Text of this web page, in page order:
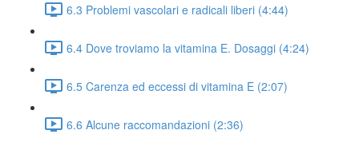
6.3 Problemi vascolari e radicali liberi (4:44)
6.4 Dove troviamo la vitamina E. Dosaggi (4:24)
6.5 Carenza ed eccessi di vitamina E (2:07)
6.6 Alcune raccomandazioni (2:36)